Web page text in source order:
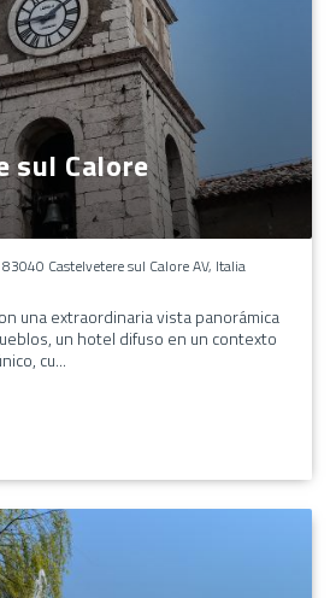
sul Calore
Castelvetere sul Calore AV, Italia
una extraordinaria vista panorámica
un hotel difuso en un contexto
cu...